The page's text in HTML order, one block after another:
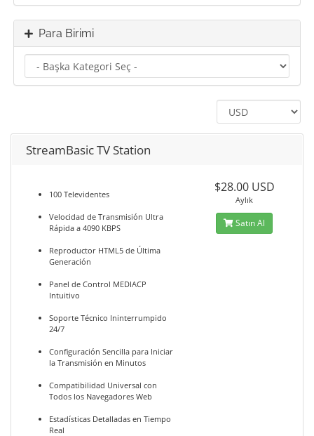
Para Birimi
StreamBasic TV Station
100 Televidentes
Velocidad de Transmisión Ultra
Rápida a 4090 KBPS
Reproductor HTML5 de Última
Generación
Panel de Control MEDIACP
Intuitivo
Soporte Técnico Ininterrumpido
24/7
Configuración Sencilla para Iniciar
la Transmisión en Minutos
Compatibilidad Universal con
Todos los Navegadores Web
Estadísticas Detalladas en Tiempo
Real
$28.00 USD
Aylık
Satın Al